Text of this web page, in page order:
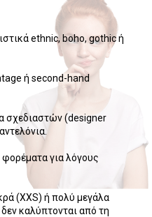
ethnic, boho, gothic ή
ή second-hand
σχεδιαστών (designer
για λόγους
(XXS) ή πολύ μεγάλα
καλύπτονται από τη